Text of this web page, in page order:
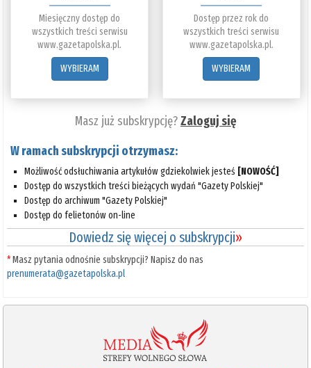
Miesięczny dostęp do
wszystkich treści serwisu
www.gazetapolska.pl.
WYBIERAM
Dostęp przez rok do
wszystkich treści serwisu
www.gazetapolska.pl.
WYBIERAM
Masz już subskrypcję?Zaloguj się
W ramach subskrypcji otrzymasz:
Możliwość odsłuchiwania artykułów gdziekolwiek jesteś [NOWOŚĆ]
Dostęp do wszystkich treści bieżących wydań "Gazety Polskiej"
Dostęp do archiwum "Gazety Polskiej"
Dostęp do felietonów on-line
Dowiedz się więcej o subskrypcji»
*Masz pytania odnośnie subskrypcji? Napisz do nas
prenumerata@gazetapolska.pl